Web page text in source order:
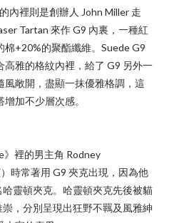
內裡則是創辦人 John Miller 走
Tartan 來作G9 內裏，一種紅
棉+20%的聚酯纖維。 Suede G9
高雅的格紋內裡，給了 G9 另外一
風敞開，盡顯一抹優雅格調，這
加不少層次感。
》裡的男主角 Rodney
時常著用 G9 夾克出現，因為他
靈頓夾克。哈靈頓夾克先後被貓
崇 ，分別呈現出狂野不羈及風雅紳